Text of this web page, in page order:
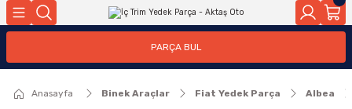
Geri Dön
Geri Dön
PARÇA BUL
Anasayfa Binek Araçlar Fiat Yedek Parça Albea